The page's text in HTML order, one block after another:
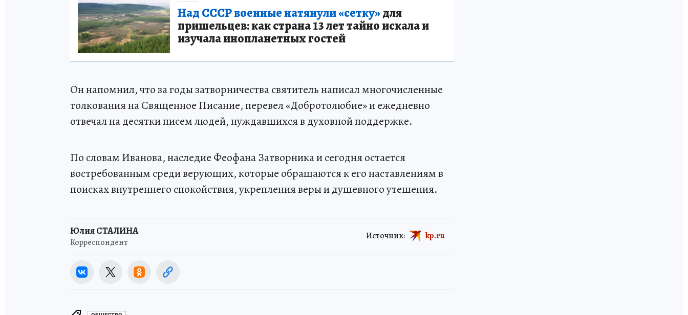
Над СССР военные натянули «сетку»для
пришельцев: как страна 13 лет тайно искала и
изучала инопланетных гостей
Он напомнил, что за годы затворничества святитель написал многочисленные
толкования на Священное Писание, перевел «Добротолюбие» и ежедневно
отвечал на десятки писем людей, нуждавшихся в духовной поддержке.
По словам Иванова, наследие Феофана Затворника и сегодня остается
востребованным среди верующих, которые обращаются к его наставлениям в
поисках внутреннего спокойствия, укрепления веры и душевного утешения.
Юлия СТАЛИНА
Корреспондент
Источник: kp.ru